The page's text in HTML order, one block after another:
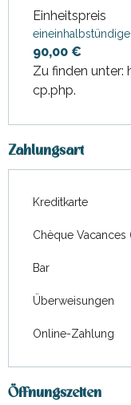
Einheitspreis
90,00 €
Zu finden
cp.php.
Zahlungsart
Kreditkarte
Chèque Vacances
Bar
Überweisungen
Online-Zahlung
Öffnungszeiten